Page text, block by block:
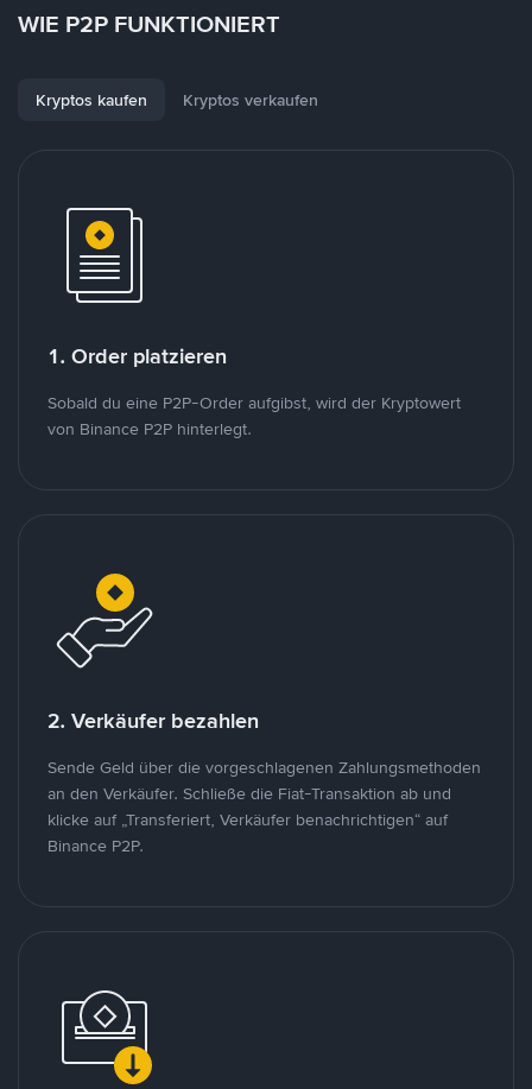
WIE P2P FUNKTIONIERT
Kryptos kaufen Kryptos verkaufen
1. Order platzieren
Sobald du eine P2P-Order aufgibst, wird der Kryptowert
von Binance P2P hinterlegt.
2. Verkäufer bezahlen
Sende Geld über die vorgeschlagenen Zahlungsmethoden
an den Verkäufer. Schließe die Fiat-Transaktion ab und
klicke auf „Transferiert, Verkäufer benachrichtigen“ auf
Binance P2P.